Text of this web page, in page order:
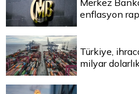
Merkez
enflasyon
Türkiye,
milyar